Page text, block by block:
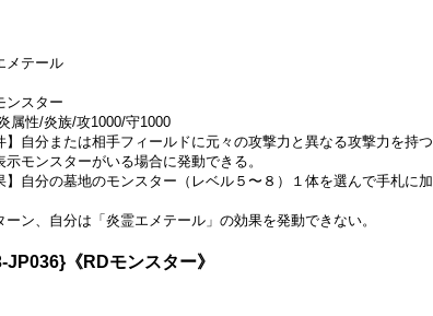
メテール
ンスター
属性/炎族/攻1000/守1000
】自分または相手フィールドに元々の攻撃力と異なる攻撃力を持つ
示モンスターがいる場合に発動できる。
】自分の墓地のモンスター（レベル５〜８）１体を選んで手札に加
ーン、自分は「炎霊エメテール」の効果を発動できない。
《RDモンスター》